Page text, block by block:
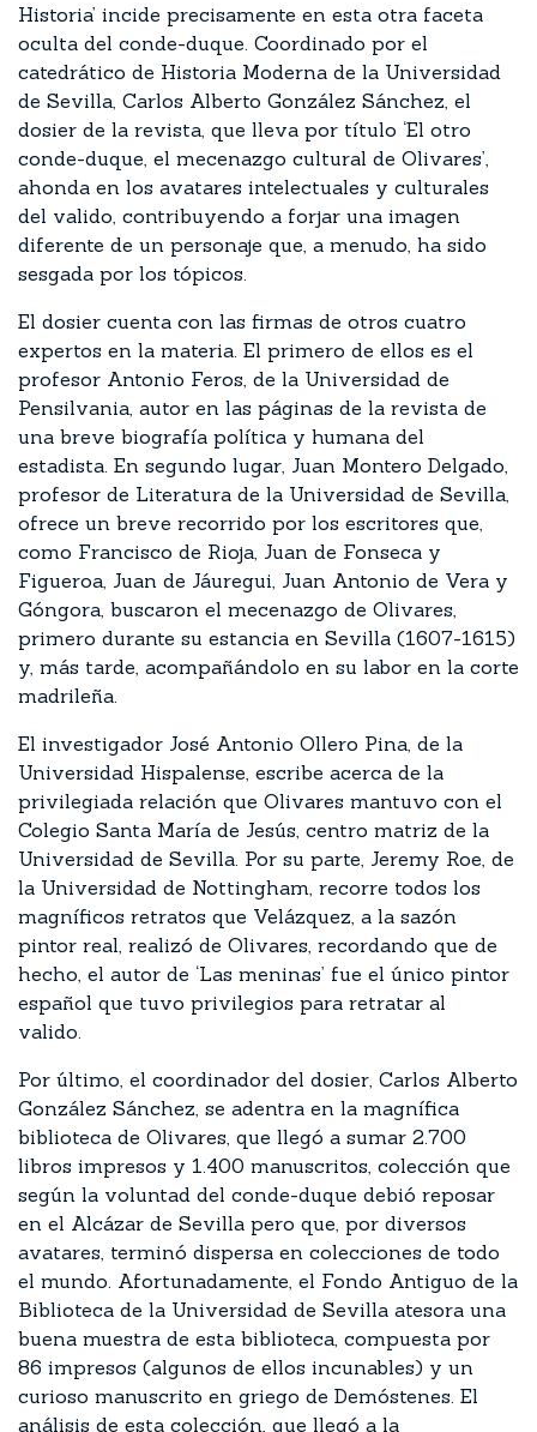
Historia’ incide precisamente en esta otra faceta
oculta del conde-duque. Coordinado por el
catedrático de Historia Moderna de la Universidad
de Sevilla, Carlos Alberto González Sánchez, el
dosier de la revista, que lleva por título ‘El otro
conde-duque, el mecenazgo cultural de Olivares’,
ahonda en los avatares intelectuales y culturales
del valido, contribuyendo a forjar una imagen
diferente de un personaje que, a menudo, ha sido
sesgada por los tópicos.
El dosier cuenta con las firmas de otros cuatro
expertos en la materia. El primero de ellos es el
profesor Antonio Feros, de la Universidad de
Pensilvania, autor en las páginas de la revista de
una breve biografía política y humana del
estadista. En segundo lugar, Juan Montero Delgado,
profesor de Literatura de la Universidad de Sevilla,
ofrece un breve recorrido por los escritores que,
como Francisco de Rioja, Juan de Fonseca y
Figueroa, Juan de Jáuregui, Juan Antonio de Vera y
Góngora, buscaron el mecenazgo de Olivares,
primero durante su estancia en Sevilla (1607-1615)
y, más tarde, acompañándolo en su labor en la corte
madrileña.
El investigador José Antonio Ollero Pina, de la
Universidad Hispalense, escribe acerca de la
privilegiada relación que Olivares mantuvo con el
Colegio Santa María de Jesús, centro matriz de la
Universidad de Sevilla. Por su parte, Jeremy Roe, de
la Universidad de Nottingham, recorre todos los
magníficos retratos que Velázquez, a la sazón
pintor real, realizó de Olivares, recordando que de
hecho, el autor de ‘Las meninas’ fue el único pintor
español que tuvo privilegios para retratar al
valido.
Por último, el coordinador del dosier, Carlos Alberto
González Sánchez, se adentra en la magnífica
biblioteca de Olivares, que llegó a sumar 2.700
libros impresos y 1.400 manuscritos, colección que
según la voluntad del conde-duque debió reposar
en el Alcázar de Sevilla pero que, por diversos
avatares, terminó dispersa en colecciones de todo
el mundo. Afortunadamente, el Fondo Antiguo de la
Biblioteca de la Universidad de Sevilla atesora una
buena muestra de esta biblioteca, compuesta por
86 impresos (algunos de ellos incunables) y un
curioso manuscrito en griego de Demóstenes. El
análisis de esta colección, que llegó a la